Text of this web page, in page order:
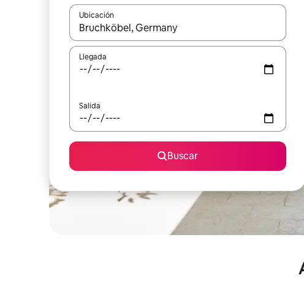
Ubicación
Cuando los resultados estén disponibles, navega con
Llegada
Salida
Buscar